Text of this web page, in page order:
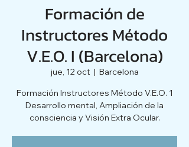
Formación de
Instructores Método
V.E.O. I (Barcelona)
jue, 12 oct
  |
Barcelona
Formación Instructores Método V.E.O. 1
Desarrollo mental, Ampliación de la
consciencia y Visión Extra Ocular.